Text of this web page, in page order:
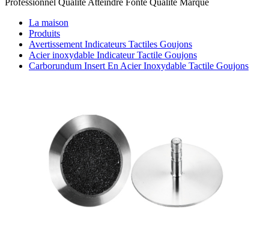
Professionnel Qualité Atteindre Fonte Qualité Marque
La maison
Produits
Avertissement Indicateurs Tactiles Goujons
Acier inoxydable Indicateur Tactile Goujons
Carborundum Insert En Acier Inoxydable Tactile Goujons